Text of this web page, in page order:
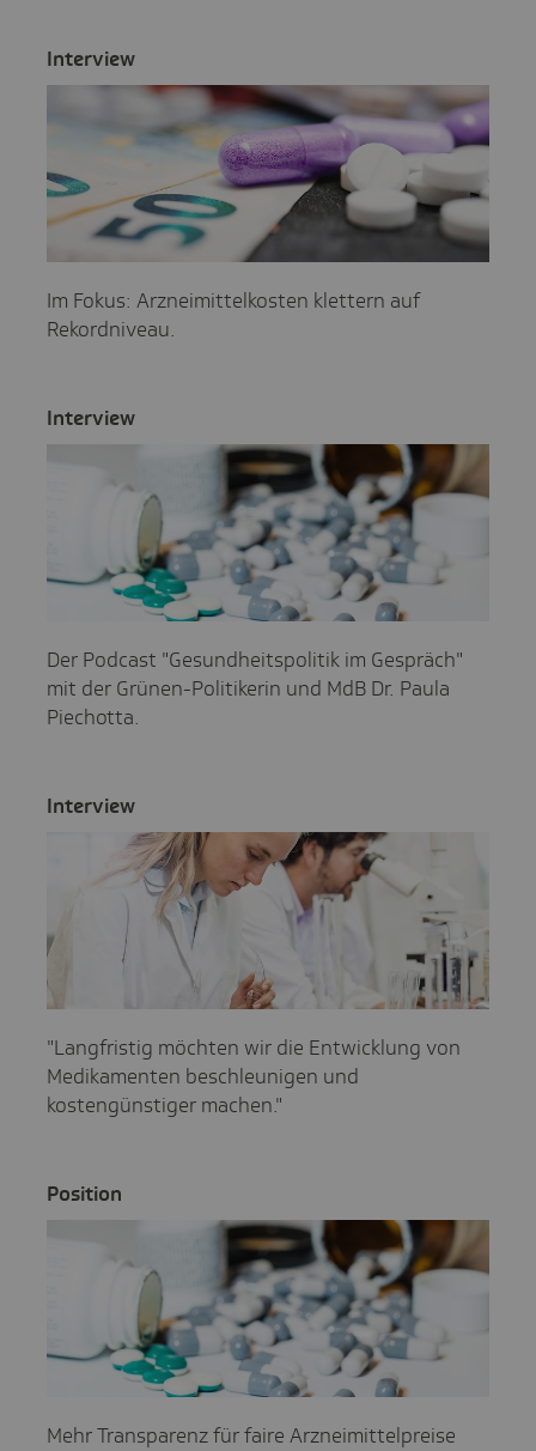
Inter­view
Im Fokus: Arzneimittelkosten klettern auf
Rekordniveau.
Inter­view
Der Podcast "Gesundheitspolitik im Gespräch"
mit der Grünen-Politikerin und MdB Dr. Paula
Piechotta.
Inter­view
"Langfristig möchten wir die Entwicklung von
Medikamenten beschleunigen und
kostengünstiger machen."
Posi­tion
Mehr Transparenz für faire Arzneimittelpreise